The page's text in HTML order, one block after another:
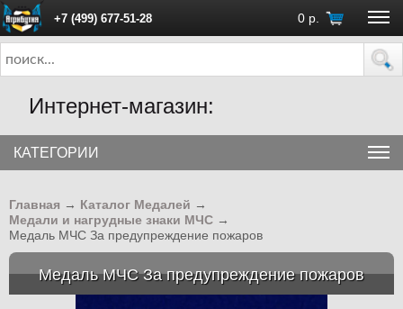
+7 (499) 677-51-28 0 р.
ПН - ПТ с 10:00 до 18:00 (Москва)
Интернет-магазин:
КАТЕГОРИИ
Главная → Каталог Медалей →
Медали и нагрудные знаки МЧС →
Медаль МЧС За предупреждение пожаров
Медаль МЧС За предупреждение пожаров